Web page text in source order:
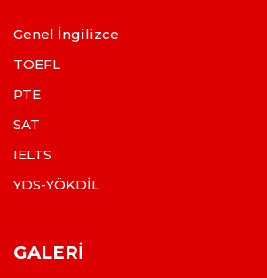
Genel İngilizce
TOEFL
PTE
SAT
IELTS
YDS-YÖKDİL
GALERI